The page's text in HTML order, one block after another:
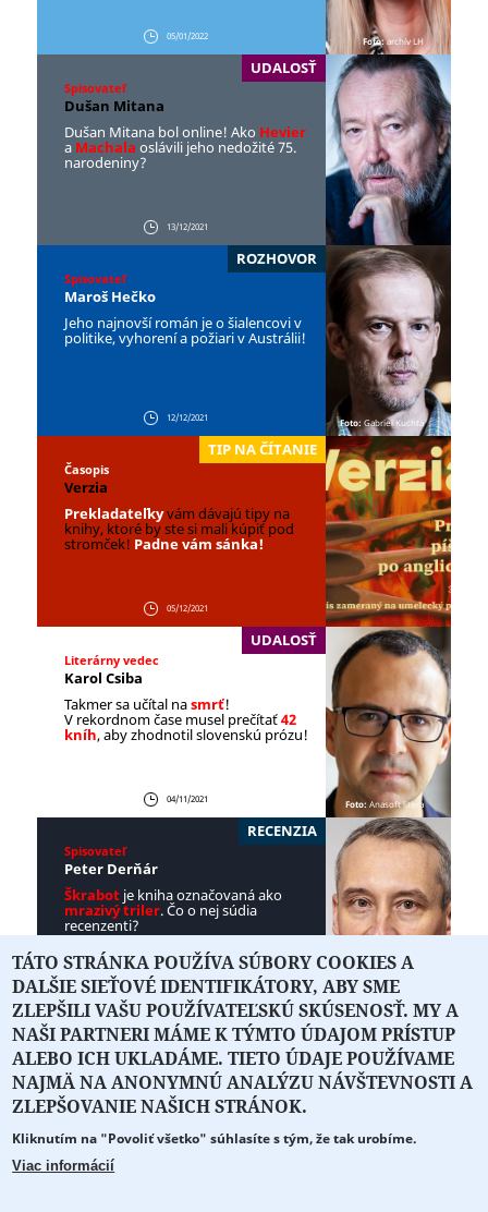
05/01/2022 Foto:archív LH
UDALOSŤ
Spisovateľ
Dušan Mitana
Dušan Mitana bol online! Ako Hevier
a Machala oslávili jeho nedožité 75.
narodeniny?
13/12/2021
ROZHOVOR
Spisovateľ
Maroš Hečko
Jeho najnovší román je o šialencovi v
politike, vyhorení a požiari v Austrálii!
12/12/2021 Foto: Gabriel Kuchta
TIP NA ČÍTANIE
Časopis
Verzia
Prekladateľkyvám dávajú tipy na
knihy, ktoré by ste si mali kúpiť pod
stromček! Padne vám sánka!
05/12/2021
UDALOSŤ
Literárny vedec
Karol Csiba
Takmer sa učítal nasmrť!
V rekordnom čase musel prečítať42
kníh, aby zhodnotil slovenskú prózu!
04/11/2021 Foto: Anasoft litera
RECENZIA
Spisovateľ
Peter Derňár
Škrabot je kniha označovaná ako
mrazivý triler. Čo o nej súdia
recenzenti?
29/10/2021 Foto:Tibor Géci
O PORTÁLI O DRUŽSTVE SPONZORI KONTAKT
Projekt z verejných fondov podporil
TÁTO STRÁNKA POUŽÍVA SÚBORY COOKIES A
DALŠIE SIEŤOVÉ IDENTIFIKÁTORY, ABY SME
ZLEPŠILI VAŠU POUŽÍVATEĽSKÚ SKÚSENOSŤ. MY A
NAŠI PARTNERI MÁME K TÝMTO ÚDAJOM PRÍSTUP
ALEBO ICH UKLADÁME. TIETO ÚDAJE POUŽÍVAME
NAJMÄ NA ANONYMNÚ ANALÝZU NÁVŠTEVNOSTI A
ZLEPŠOVANIE NAŠICH STRÁNOK.
Kliknutím na "Povoliť všetko" súhlasíte s tým, že tak urobíme.
Viac informácií